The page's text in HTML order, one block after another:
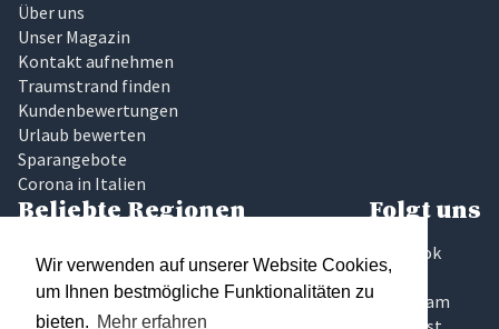
Wir verwenden auf unserer Website Cookies,
um Ihnen bestmögliche Funktionalitäten zu
bieten. Mehr erfahren
Über uns
Unser Magazin
Kontakt aufnehmen
Traumstrand finden
Kundenbewertungen
Urlaub bewerten
Sparangebote
Corona in Italien
Beliebte Regionen
Latium
Marken
Sardinien
Folgt uns
Facebook
Twitter
Instagram